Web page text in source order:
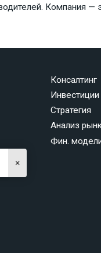
Компания —
Консалтинг
Инвестиции
Стратегия
Анализ
Фин.
×